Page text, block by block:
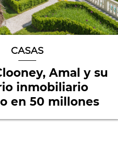
CASAS
Amal y su
inmobiliario
en 50 millones